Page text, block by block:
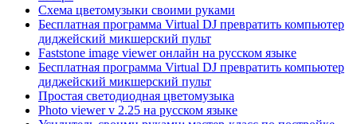
Схема цветомузыки своими руками
Бесплатная программа Virtual DJ превратить компьютер
диджейский микшерский пульт
Faststone image viewer онлайн на русском языке
Бесплатная программа Virtual DJ превратить компьютер
диджейский микшерский пульт
Простая светодиодная цветомузыка
Photo viewer v 2.25 на русском языке